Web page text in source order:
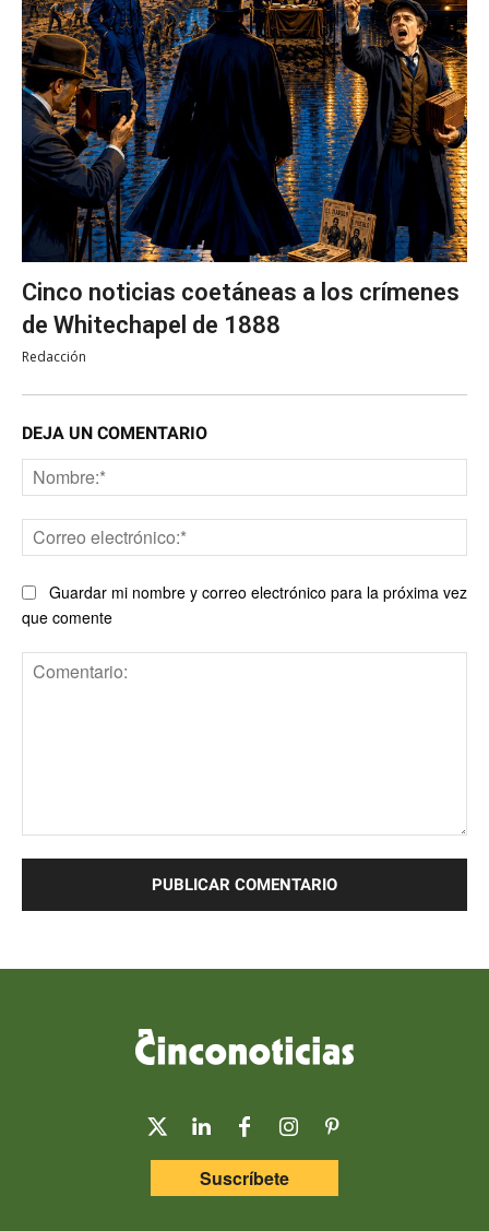
Cinco noticias coetáneas a los crímenes
de Whitechapel de 1888
Redacción
DEJA UN COMENTARIO
Guardar mi nombre y correo electrónico para la próxima vez
que comente
Suscríbete